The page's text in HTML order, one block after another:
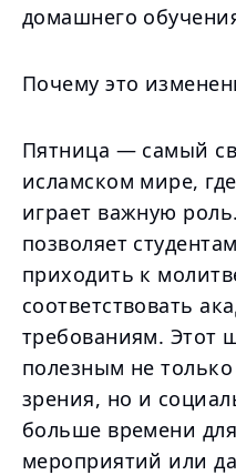
домашнего
Почему это
Пятница — самый
исламском мире,
играет важную
позволяет
приходить к
соответствовать
требованиям. Этот
полезным не
зрения, но и
больше времени
мероприятий или